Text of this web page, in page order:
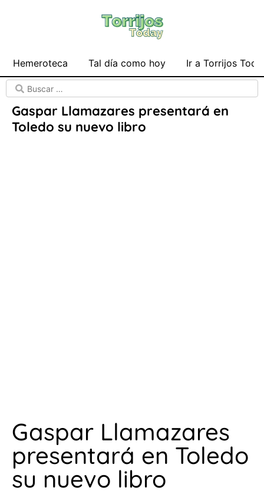
Hemeroteca Tal día como hoy Ir a Torrijos
Gaspar Llamazares presentará en
Toledo su nuevo libro
Gaspar Llamazares
presentará en Toledo
su nuevo libro